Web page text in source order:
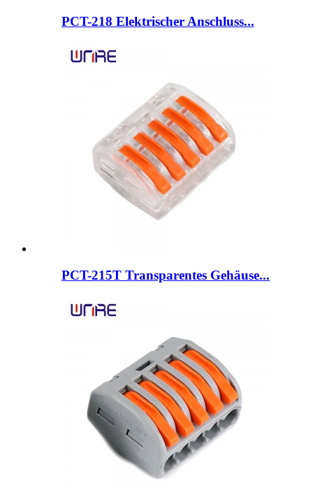
PCT-218 Elektrischer Anschluss...
PCT-215T Transparentes Gehäuse...